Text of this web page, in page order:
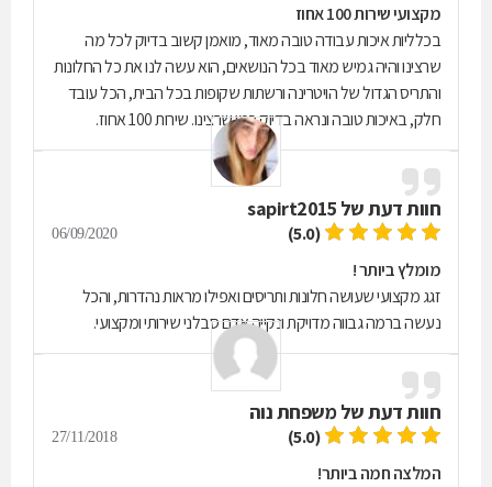
מקצועי שירות 100 אחוז
בכלליות איכות עבודה טובה מאוד, מואמן קשוב בדיוק לכל מה
שרצינו והיה גמיש מאוד בכל הנושאים, הוא עשה לנו את כל החלונות
והתריס הגדול של הויטרינה ורשתות שקופות בכל הבית, הכל עובד
חלק, באיכות טובה ונראה בדיוק כמו שרצינו. שירות 100 אחוז.
חוות דעת של sapirt2015
(5.0)
06/09/2020
מומלץ ביותר !
זגג מקצועי שעושה חלונות ותריסים ואפילו מראות נהדרות, והכל
נעשה ברמה גבווה מדויקת ונקייה אדם סבלני שירותי ומקצועי.
חוות דעת שלמשפחת נוה
(5.0)
27/11/2018
המלצה חמה ביותר!